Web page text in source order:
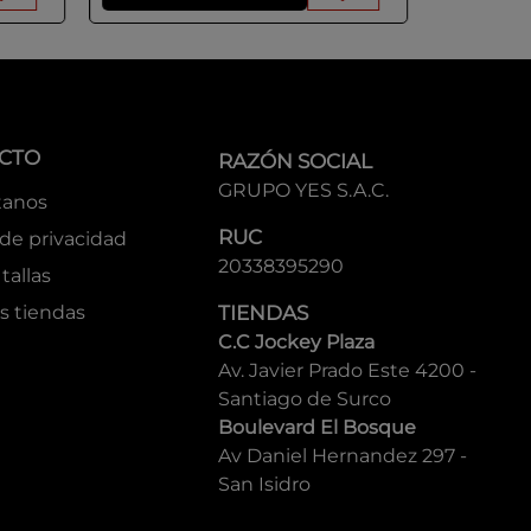
privacidad
tiendas
RAZÓN SOCIAL
GRUPO YES S.A.C.
RUC
20338395290
TIENDAS
C.C Jockey Plaza
Av. Javier Prado Este 4200 -
Santiago de Surco
Boulevard El Bosque
Av Daniel Hernandez 297 -
San Isidro